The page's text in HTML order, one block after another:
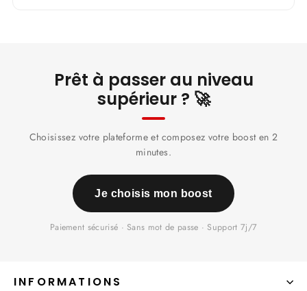
Prêt à passer au niveau
supérieur ? 🚀
Choisissez votre plateforme et composez votre boost en 2
minutes.
Je choisis mon boost
Paiement sécurisé · Sans mot de passe · Support 7j/7
INFORMATIONS